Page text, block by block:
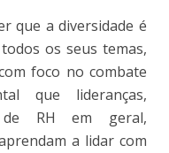
que a diversidade é
os seus temas,
foco no combate
que lideranças,
de RH em geral,
a lidar com